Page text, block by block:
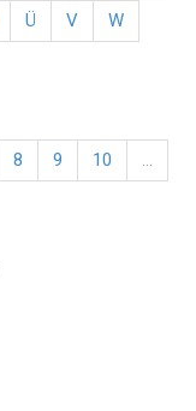
Ü V
W
8 9 10
...